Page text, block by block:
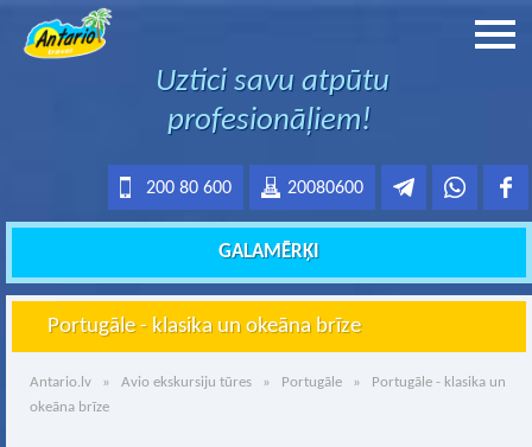
Uztici savu atpūtu
profesionāļiem!
20080600
200 80 600
GALAMĒRĶI
Portugāle - klasika un okeāna brīze
Antario.lv » Avio ekskursiju tūres » Portugāle » Portugāle - klasika un
okeāna brīze